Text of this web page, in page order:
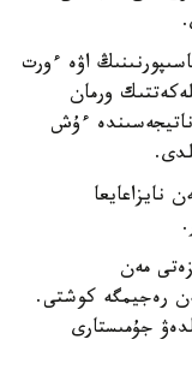
اۋە ءورت
ورمان
ءۇش
نايزاعايعا
مەن
رەجيمگە كوشتى.
جۇمىستارى